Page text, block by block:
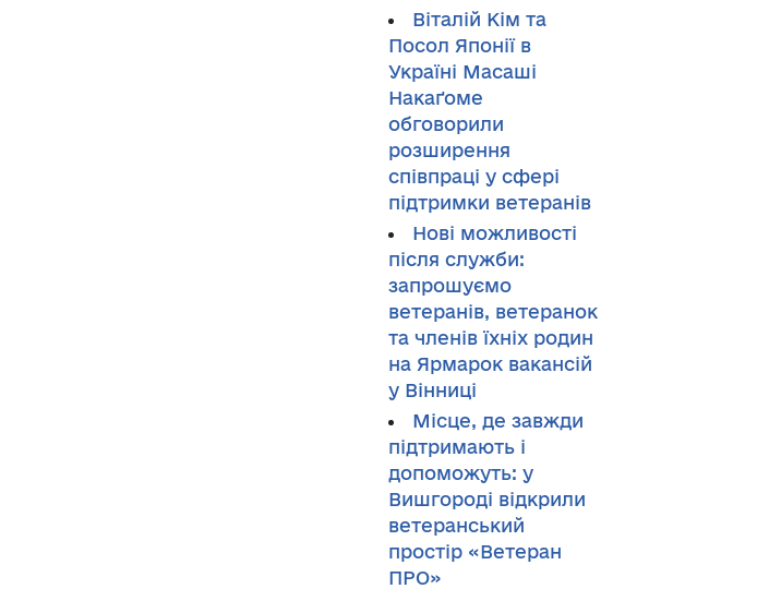
Віталій Кім та
Посол Японії в
Україні Масаші
Накаґоме
обговорили
розширення
співпраці у сфері
підтримки ветеранів
Нові можливості
після служби:
запрошуємо
ветеранів, ветеранок
та членів їхніх родин
на Ярмарок вакансій
у Вінниці
Місце, де завжди
підтримають і
допоможуть: у
Вишгороді відкрили
ветеранський
простір «Ветеран
ПРО»